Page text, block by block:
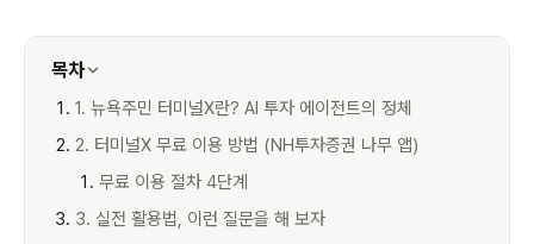
목차
1. 뉴욕주민 터미널X란? AI 투자 에이전트의 정체
2. 터미널X 무료 이용 방법 (NH투자증권 나무 앱)
무료 이용 절차 4단계
3. 실전 활용법, 이런 질문을 해 보자